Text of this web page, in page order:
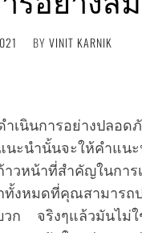
BY VINIT KARNIK
ำเนินการอย่างปลอด
นะนำนั้นจะให้คำแน
าวหน้าที่สำคัญในกา
งหมดที่คุณสามารถ
วก จริงๆแล้วมันไม่ใ